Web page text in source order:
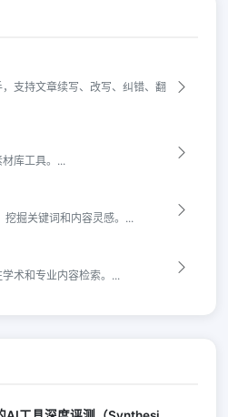
支持文章续写、改写、纠错、翻
库工具。...
挖掘关键词和内容灵感。...
术和专业内容检索。...